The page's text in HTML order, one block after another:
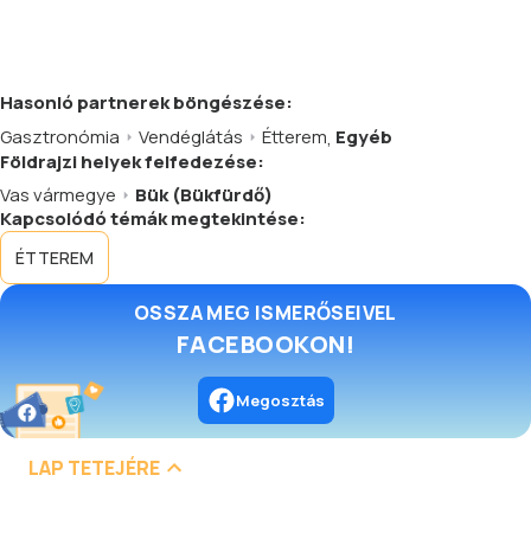
Hasonló partnerekböngészése:
Gasztronómia
Vendéglátás Étterem, Egyéb
Földrajzi helyek felfedezése:
Vas vármegye
Bük (Bükfürdő)
Kapcsolódó témák megtekintése:
ÉTTEREM
OSSZA MEG ISMERŐSEIVEL
FACEBOOKON!
Megosztás
LAP TETEJÉRE